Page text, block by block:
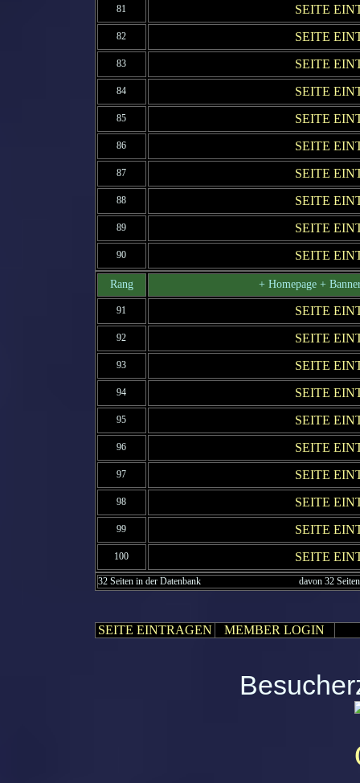
81 SEITE
82 SEITE
83 SEITE
84 SEITE
85 SEITE
86 SEITE
87 SEITE
88 SEITE
89 SEITE
90 SEITE
Rang + Homepage +
91 SEITE
92 SEITE
93 SEITE
94 SEITE
95 SEITE
96 SEITE
97 SEITE
98 SEITE
99 SEITE
100 SEITE
32 Seiten in der Datenbank davon 32
SEITE EINTRAGEN MEMBER LOGIN